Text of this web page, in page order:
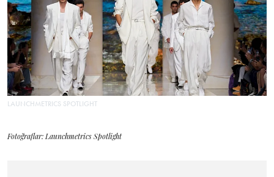
LAUNCHMETRICS SPOTLIGHT
Fotoğraflar: Launchmetrics Spotlight